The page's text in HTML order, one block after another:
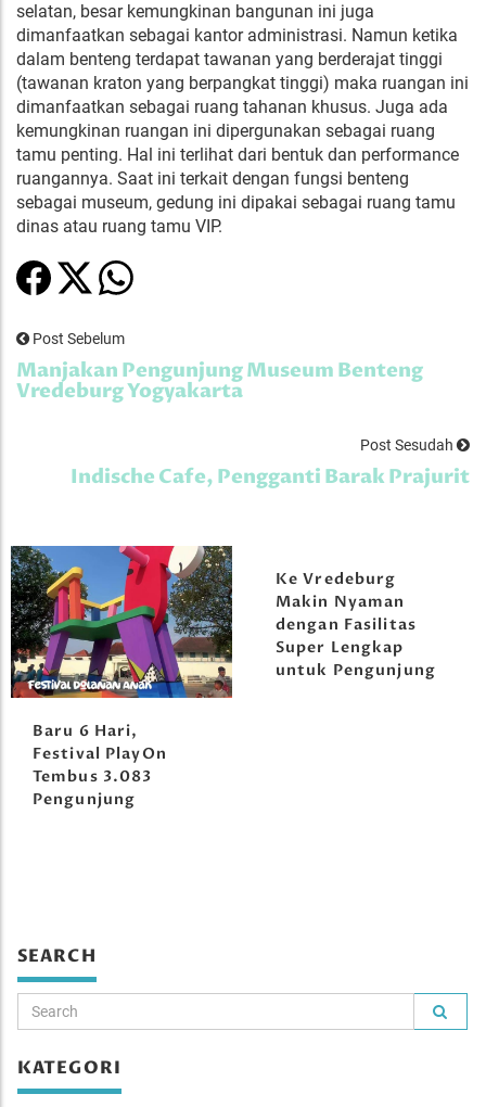
selatan, besar kemungkinan bangunan ini juga
dimanfaatkan sebagai kantor administrasi. Namun ketika
dalam benteng terdapat tawanan yang berderajat tinggi
(tawanan kraton yang berpangkat tinggi) maka ruangan ini
dimanfaatkan sebagai ruang tahanan khusus. Juga ada
kemungkinan ruangan ini dipergunakan sebagai ruang
tamu penting. Hal ini terlihat dari bentuk dan performance
ruangannya. Saat ini terkait dengan fungsi benteng
sebagai museum, gedung ini dipakai sebagai ruang tamu
dinas atau ruang tamu VIP.
Post Sebelum
Manjakan Pengunjung Museum Benteng
Vredeburg Yogyakarta
Post Sesudah
Indische Cafe, Pengganti Barak Prajurit
Baru 6 Hari,
Festival PlayOn
Tembus 3.083
Pengunjung
Ke Vredeburg
Makin Nyaman
dengan Fasilitas
Super Lengkap
untuk Pengunjung
SEARCH
KATEGORI